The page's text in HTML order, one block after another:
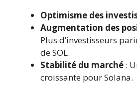
Optimisme des
Augmentation des
Plus d’investisseurs
de SOL.
Stabilité du marché :
croissante pour Solana.